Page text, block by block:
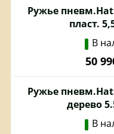
Ружье
пласт.
В
50
Ружье
дерево
В